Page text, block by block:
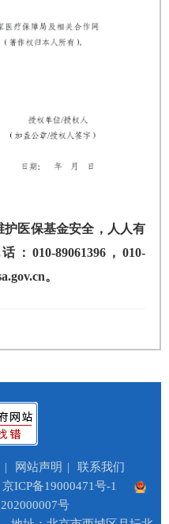
医保基金安全，人人有
010-89061396，010-
。
| 网站声明 |
联系我们
京ICP备19000471号-1
号